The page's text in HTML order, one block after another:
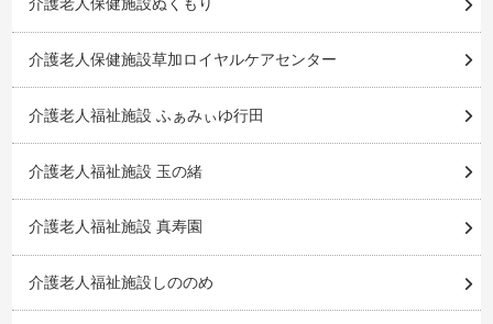
介護老人保健施設草加ロイヤルケアセンター
介護老人福祉施設 ふぁみぃゆ行田
介護老人福祉施設 玉の緒
介護老人福祉施設 真寿園
介護老人福祉施設しののめ